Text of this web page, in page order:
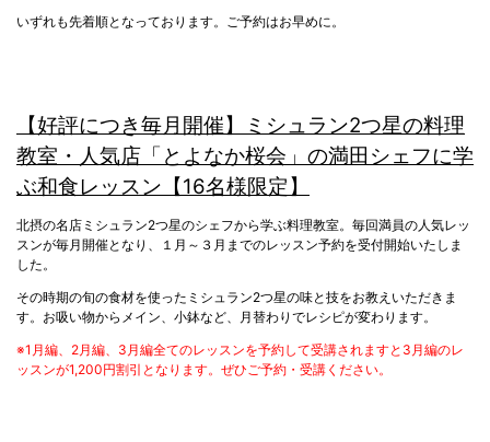
いずれも先着順となっております。ご予約はお早めに。
【好評につき毎月開催】ミシュラン2つ星の料理
教室・人気店「とよなか桜会」の満田シェフに学
ぶ和食レッスン【16名様限定】
北摂の名店ミシュラン2つ星のシェフから学ぶ料理教室。毎回満員の人気レッ
スンが毎月開催となり、１月～３月までのレッスン予約を受付開始いたしま
した。
その時期の旬の食材を使ったミシュラン2つ星の味と技をお教えいただきま
す。お吸い物からメイン、小鉢など、月替わりでレシピが変わります。
※1月編、2月編、3月編全てのレッスンを予約して受講されますと3月編のレ
ッスンが1,200円割引となります。ぜひご予約・受講ください。